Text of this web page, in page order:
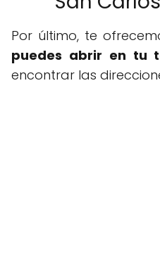
Por último, te
puedes abrir en tu
encontrar las